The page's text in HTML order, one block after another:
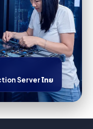
Server ไทย